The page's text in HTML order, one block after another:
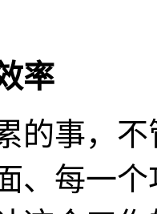
率
的事，
、每一